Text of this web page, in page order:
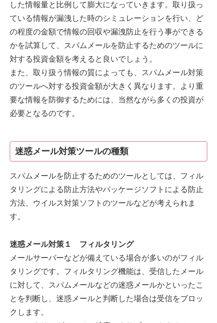
した情報量と比例して膨大になっていきます。取り扱っ
ている情報が漏洩した時のシミュレーションを行い、ど
の程度の金額で情報の回収や漏洩防止を行う事ができる
かを試算して、スパムメールを防止するためのツールに
対する投資金額を考えると良いでしょう。
また、取り扱う情報の質によっても、スパムメール対策
のツールへ対する投資金額が大きく異なります。より重
要な情報を防御するためには、当然ながら多くの投資が
必要となるのです。
迷惑メール対策ツールの種類
スパムメールを防止するためのツールとしては、フィル
タリングによる防止方法やパッケージソフトによる防止
方法、ウイルス対策ソフトのツールなどが考えられま
す。
迷惑メール対策１ フィルタリング
メールサーバーなどが備えている場合が多いのがフィル
タリングです。フィルタリング機能は、受信したメール
に対して、スパムメールなどの迷惑メールかといったこ
とを判断し、迷惑メールと判断した場合は受信をブロッ
クします。